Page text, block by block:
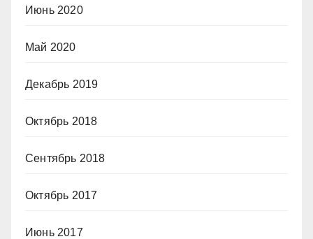
Июнь 2020
Май 2020
Декабрь 2019
Октябрь 2018
Сентябрь 2018
Октябрь 2017
Июнь 2017